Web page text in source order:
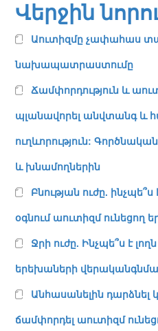
Վերջին
Աուտիզմը չափահաս
նախապատրաստումը
Ճամփորդություն և
պլանավորել անվտանգ և
ուղևորություն:
և խնամողներին
Բնության ուժը.
օգնում աուտիզմ ունեցող
Ջրի ուժը. Ինչպե՞ս է
երեխաների
Անհասանելին դարձնել
ճամփորդել աուտիզմ